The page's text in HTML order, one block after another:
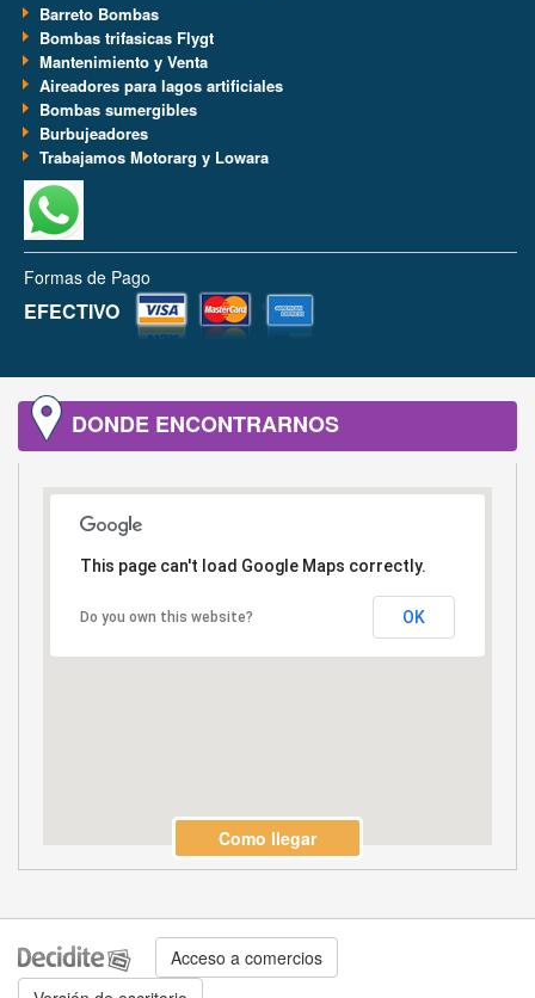
Barreto Bombas
Bombas trifasicas Flygt
Mantenimiento y Venta
Aireadores para lagos artificiales
Bombas sumergibles
Burbujeadores
Trabajamos Motorarg y Lowara
Formas de Pago
EFECTIVO
DONDE ENCONTRARNOS
This page can't load Google Maps correctly.
Do you own this website? OK
Como llegar
Acceso a comercios